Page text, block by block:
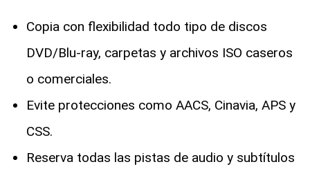
Copia con flexibilidad todo tipo de discos
DVD/Blu-ray, carpetas y archivos ISO caseros
o comerciales.
Evite protecciones como AACS, Cinavia, APS y
CSS.
Reserva todas las pistas de audio y subtítulos